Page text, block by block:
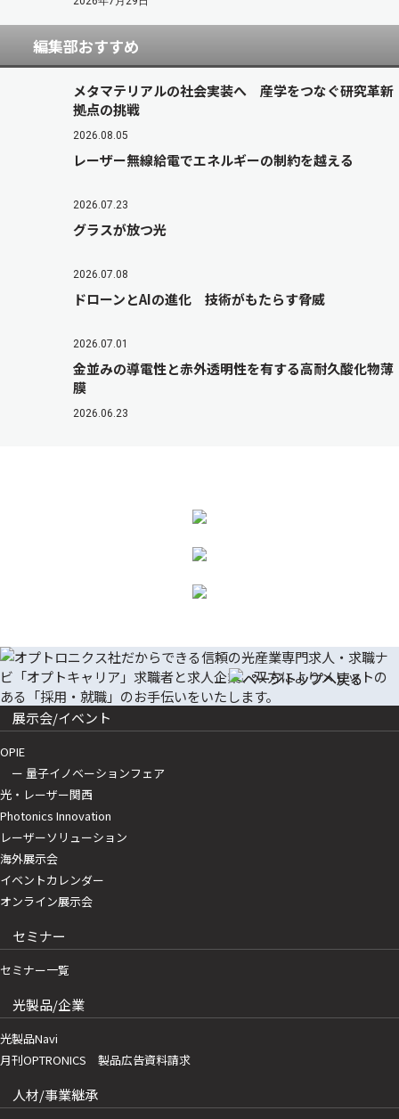
編集部おすすめ
メタマテリアルの社会実装へ 産学をつなぐ研究革新
拠点の挑戦
2026.08.05
レーザー無線給電でエネルギーの制約を越える
2026.07.23
グラスが放つ光
2026.07.08
ドローンとAIの進化 技術がもたらす脅威
2026.07.01
金並みの導電性と赤外透明性を有する高耐久酸化物薄
膜
2026.06.23
展示会/イベント
OPIE
ー 量子イノベーションフェア
光・レーザー関西
Photonics Innovation
レーザーソリューション
海外展示会
イベントカレンダー
オンライン展示会
セミナー
セミナー一覧
光製品/企業
光製品Navi
月刊OPTRONICS 製品広告資料請求
人材/事業継承